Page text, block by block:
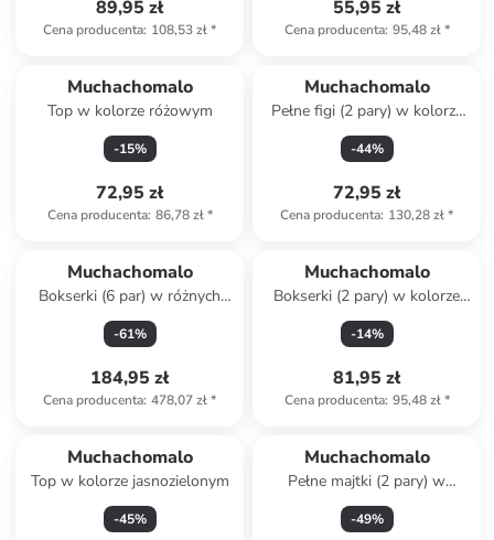
89,95 zł
Cena producenta: 108,53 zł*
55,95 zł
Cena producenta: 95,48 zł*
Muchachomalo
Top w kolorze różowym
-15%
72,95 zł
Cena producenta: 86,78 zł*
Muchachomalo
Pełne figi (2 pary) w kolorze
czarno-różowo-jasnoróżowym
-44%
72,95 zł
Cena producenta: 130,28 zł*
Muchachomalo
Bokserki (6 par) w różnych
kolorach
-61%
184,95 zł
Cena producenta: 478,07 zł*
Muchachomalo
Bokserki (2 pary) w kolorze
różowo-granatowym
-14%
81,95 zł
Cena producenta: 95,48 zł*
Muchachomalo
Top w kolorze jasnozielonym
-45%
Muchachomalo
Pełne majtki (2 pary) w
kolorze granatowo-niebieskim
-49%